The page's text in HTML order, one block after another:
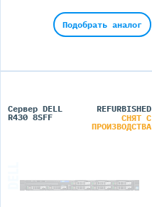
Подобрать аналог
Сервер DELL
R430 8SFF
REFURBISHED
СНЯТ С
ПРОИЗВОДСТВА